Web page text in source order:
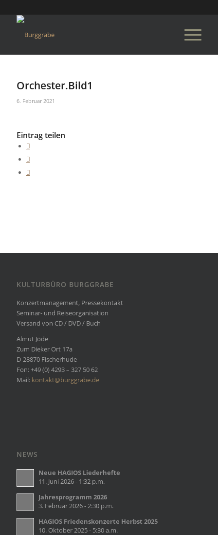
Orchester.Bild1
6. Februar 2021
Eintrag teilen
KULTURBÜRO BURGGRABE
Konzertmanagement, Pressekontakt
Seminar- und Reiseorganisation
Versand von CD / DVD / Buch
Almut Jöde
Zum Dieker Ort 17a
D-28870 Fischerhude
Fon: +49 (0) 4293 – 327 50 62
Mail: kontakt@burggrabe.de
NEWS
Neue HAGIOS Liederhefte
11. Juni 2026 - 1:32 p.m.
Jahresprogramm 2026
3. Februar 2026 - 2:30 p.m.
HAGIOS Friedenskonzerte Herbst 2025
10. Oktober 2025 - 5:30 a.m.